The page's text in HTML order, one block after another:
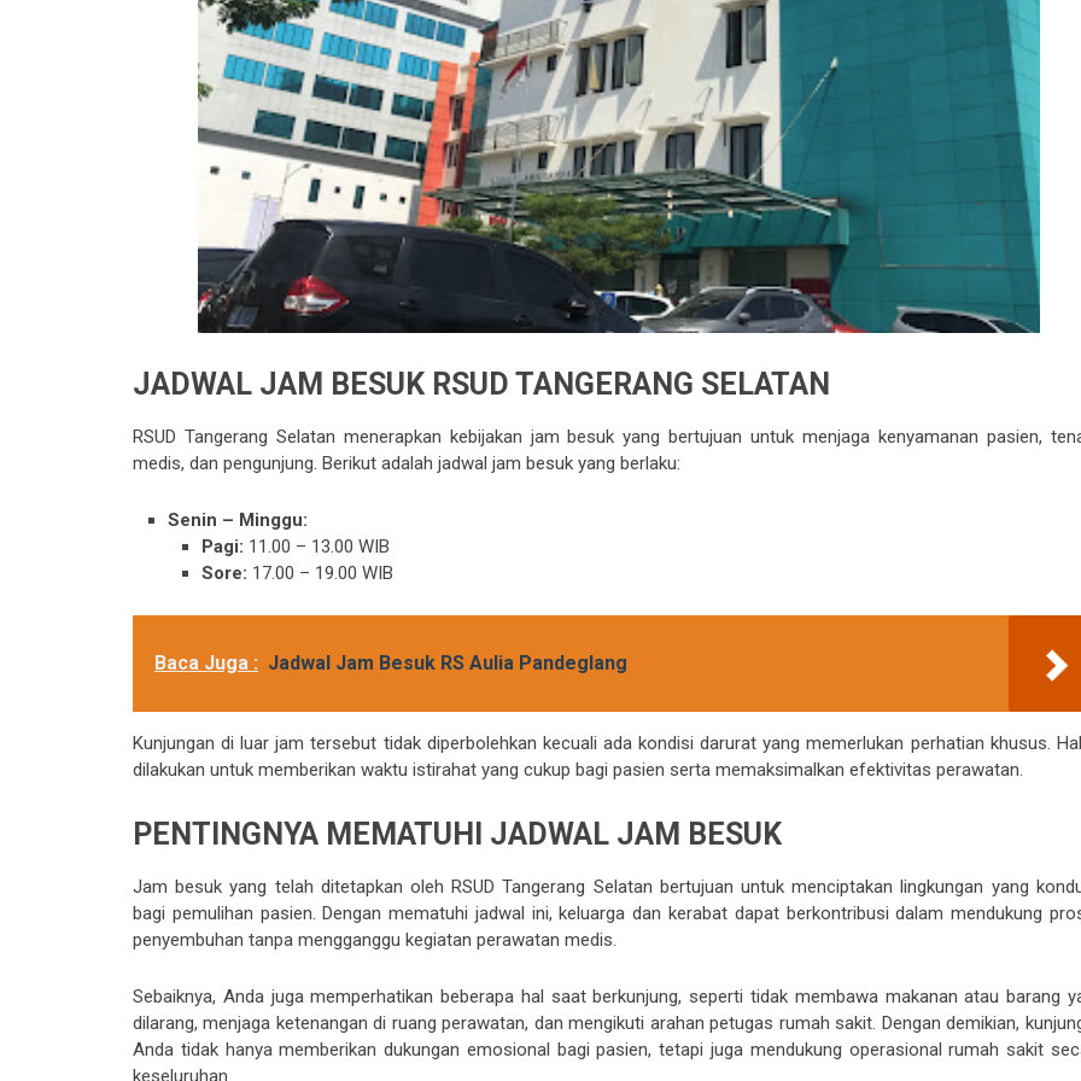
JADWAL JAM BESUK RSUD TANGERANG SELATAN
RSUD Tangerang Selatan menerapkan kebijakan jam besuk yang bertujuan untuk menjaga kenyamanan pasien,
medis, dan pengunjung. Berikut adalah jadwal jam besuk yang berlaku:
Senin – Minggu:
Pagi: 11.00 – 13.00 WIB
Sore: 17.00 – 19.00 WIB
Baca Juga : Jadwal Jam Besuk RS Aulia Pandeglang
Kunjungan di luar jam tersebut tidak diperbolehkan kecuali ada kondisi darurat yang memerlukan perhatian khusus.
dilakukan untuk memberikan waktu istirahat yang cukup bagi pasien serta memaksimalkan efektivitas perawatan.
PENTINGNYA MEMATUHI JADWAL JAM BESUK
Jam besuk yang telah ditetapkan oleh RSUD Tangerang Selatan bertujuan untuk menciptakan lingkungan yang
bagi pemulihan pasien. Dengan mematuhi jadwal ini, keluarga dan kerabat dapat berkontribusi dalam mendukung
penyembuhan tanpa mengganggu kegiatan perawatan medis.
Sebaiknya, Anda juga memperhatikan beberapa hal saat berkunjung, seperti tidak membawa makanan atau barang
dilarang, menjaga ketenangan di ruang perawatan, dan mengikuti arahan petugas rumah sakit. Dengan demikian,
Anda tidak hanya memberikan dukungan emosional bagi pasien, tetapi juga mendukung operasional rumah sakit
keseluruhan.